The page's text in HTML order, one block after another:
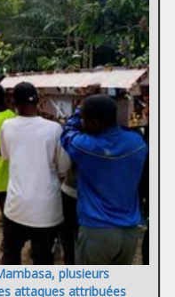
plusieurs
attaques attribuées